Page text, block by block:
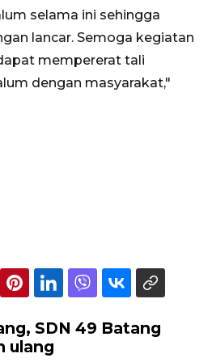
selama ini sehingga
lancar. Semoga kegiatan
mempererat tali
dengan masyarakat,"
SDN 49 Batang
ulang